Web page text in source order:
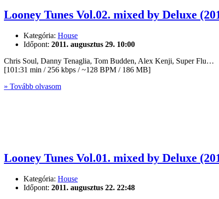
Looney Tunes Vol.02. mixed by Deluxe
Kategória: House
Időpont: 2011. augusztus 29. 10:00
Chris Soul, Danny Tenaglia, Tom Budden, Alex Kenji, Super Flu…
[101:31 min / 256 kbps / ~128 BPM / 186 MB]
» Tovább olvasom
Looney Tunes Vol.01. mixed by Deluxe
Kategória: House
Időpont: 2011. augusztus 22. 22:48